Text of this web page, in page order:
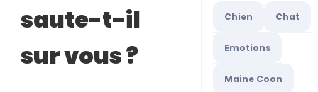
saute-t-il
sur vous ?
Chien Chat
Emotions
Maine Coon